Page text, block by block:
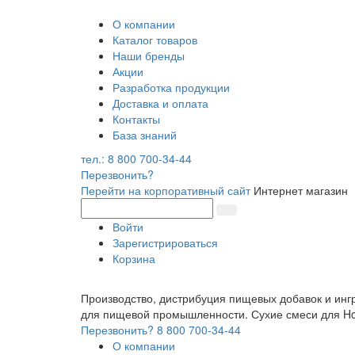
О компании
Каталог товаров
Наши бренды
Акции
Разработка продукции
Доставка и оплата
Контакты
База знаний
тел.: 8 800 700-34-44
Перезвонить?
Перейти на корпоративный сайт Интернет магазин
Войти
Зарегистрироваться
Корзина
Производство, дистрибуция пищевых добавок и
для пищевой промышленности. Сухие смеси для
Перезвонить? 8 800 700-34-44
О компании